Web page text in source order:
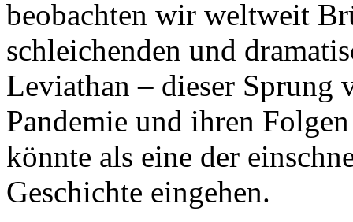
beobachten wir weltweit
schleichenden und
Leviathan – dieser Sprung
Pandemie und ihren
könnte als eine der
Geschichte eingehen.